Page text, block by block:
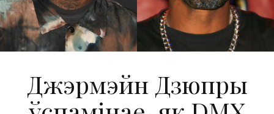
Джэрмэйн Дзюпры